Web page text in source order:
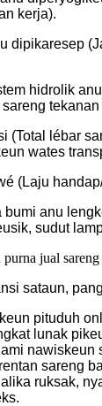
kerja).
dipikaresep
hidrolik
(Total lébar
wates
(Laju
bumi anu
sudut
jual sareng
sataun,
pituduh
lunak
nawiskeun
sareng
ruksak,